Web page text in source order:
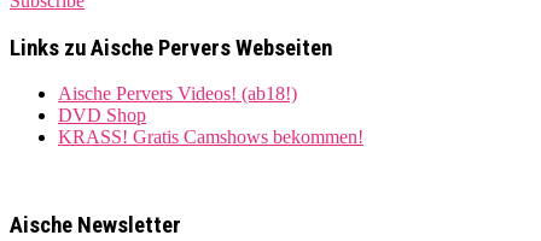
Links zu Aische Pervers Webseiten
Aische Pervers Videos! (ab18!)
DVD Shop
KRASS! Gratis Camshows bekommen!
Aische Newsletter